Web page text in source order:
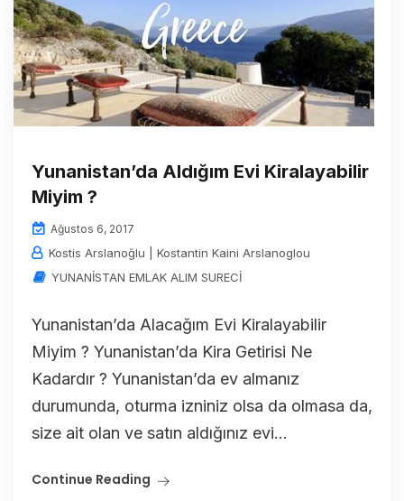
Yunanistan’da Aldığım Evi Kiralayabilir
Miyim ?
Ağustos 6, 2017
Kostis Arslanoğlu | Kostantin Kaini Arslanoglou
YUNANİSTAN EMLAK ALIM SURECİ
Yunanistan’da Alacağım Evi Kiralayabilir
Miyim ? Yunanistan’da Kira Getirisi Ne
Kadardır ? Yunanistan’da ev almanız
durumunda, oturma izniniz olsa da olmasa da,
size ait olan ve satın aldığınız evi...
Continue Reading